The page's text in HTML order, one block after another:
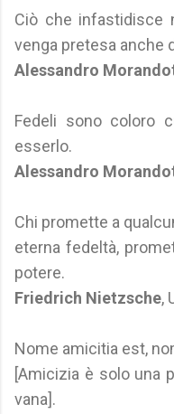
Ciò che infastidisce
venga pretesa anche
Alessandro
Fedeli sono coloro
esserlo.
Alessandro
Chi promette a
eterna fedeltà,
potere.
Friedrich Nietzsche,
Nome amicitia est,
[Amicizia è solo una
vana].